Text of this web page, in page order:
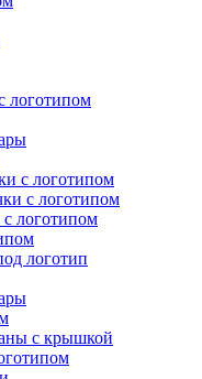
логотипом
с логотипом
с логотипом
логотипом
логотип
с крышкой